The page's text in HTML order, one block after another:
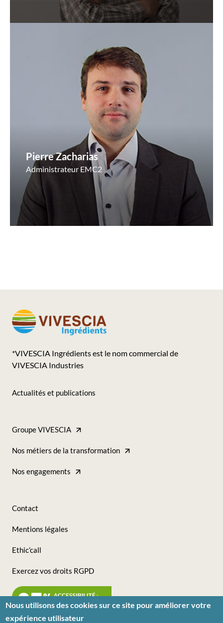
Pierre Zacharias
Administrateur EMC2
*VIVESCIA Ingrédients est le nom commercial de
VIVESCIA Industries
-
(Ingrédients)
Actualités et publications
Tous
sites
(Ingrédients)
Groupe VIVESCIA
Nos métiers de la transformation
Nos engagements
Nous
suivre
(Ingrédients)
Contact
Mentions légales
Ethic’call
Exercez vos droits RGPD
Nous utilisons des cookies sur ce site pour améliorer votre
expérience utilisateur